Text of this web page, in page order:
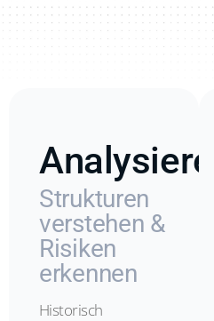
Strukturen
verstehen &
Risiken
erkennen
Historisch